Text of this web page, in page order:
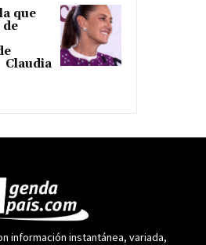
que
de
información instantánea, variada,